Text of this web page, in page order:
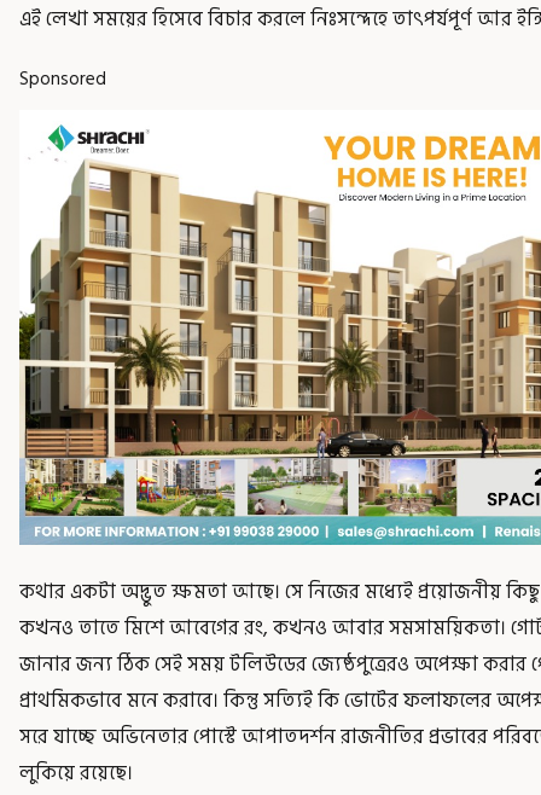
এই লেখা সময়ের হিসেবে বিচার করলে নিঃসন্দেহে তাৎপর্যপূর্ণ আর
Sponsored
কথার একটা অদ্ভুত ক্ষমতা আছে। সে নিজের মধ্যেই প্রয়োজনীয় কিছু
কখনও তাতে মিশে আবেগের রং, কখনও আবার সমসাময়িকতা।
জানার জন্য ঠিক সেই সময় টলিউডের জ্যেষ্ঠপুত্রেরও অপেক্ষা করার
প্রাথমিকভাবে মনে করাবে। কিন্তু সত্যিই কি ভোটের ফলাফলের
সরে যাচ্ছে অভিনেতার পোস্টে আপাতদর্শন রাজনীতির প্রভাবের
লুকিয়ে রয়েছে।